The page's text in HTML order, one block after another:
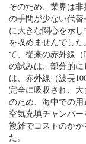
そのため、業界は
の手間が少ない代
に大きな関心を示
を収めませんでし
て、従来の赤外線
の試みは、部分的
は、赤外線（波長
完全に吸収され、
のため、海中での
空気充填チャンバ
複雑でコストのか
た。